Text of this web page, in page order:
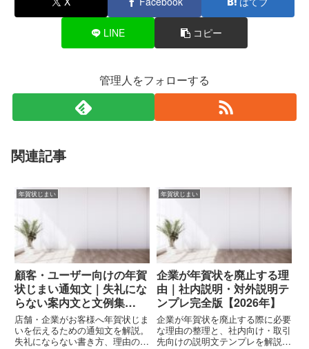
LINE コピー
管理人をフォローする
関連記事
年賀状じまい
顧客・ユーザー向けの年賀
状じまい通知文｜失礼にな
らない案内文と文例集
【2026年版】
店舗・企業がお客様へ年賀状じま
いを伝えるための通知文を解説。
失礼にならない書き方、理由の伝
年賀状じまい
企業が年賀状を廃止する理
由｜社内説明・対外説明テ
ンプレ完全版【2026年】
企業が年賀状を廃止する際に必要
な理由の整理と、社内向け・取引
先向けの説明文テンプレを解説。